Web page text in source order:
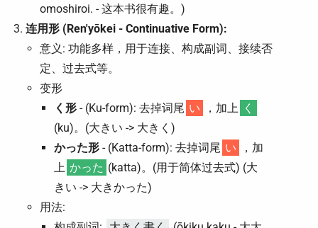
omoshiroi. - 这本书很有趣。)
连用形 (Ren'yōkei - Continuative Form):
意义: 功能多样，用于连接、构成副词、接续否
定、过去式等。
变形
く形 - (Ku-form): 去掉词尾 い ，加上 く
(ku)。(大きい -> 大きく)
かった形 - (Katta-form): 去掉词尾 い
，加
上 かった (katta)。(用于简体过去式) (大
きい -> 大きかった)
用法: